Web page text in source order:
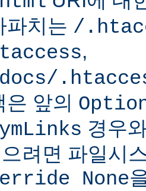
파치는 /
,
은 앞의
경우
려면 파일시
None